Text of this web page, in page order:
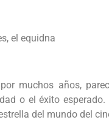
el equidna
muchos años,
o el éxito esperado.
del mundo del